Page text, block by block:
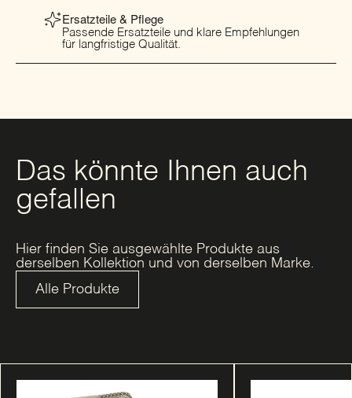
Ersatzteile & Pflege
Passende Ersatzteile und klare Empfehlungen
für langfristige Qualität.
Das könnte Ihnen auch
gefallen
Hier finden Sie ausgewählte Produkte aus
derselben Kollektion und von derselben Marke.
Alle Produkte